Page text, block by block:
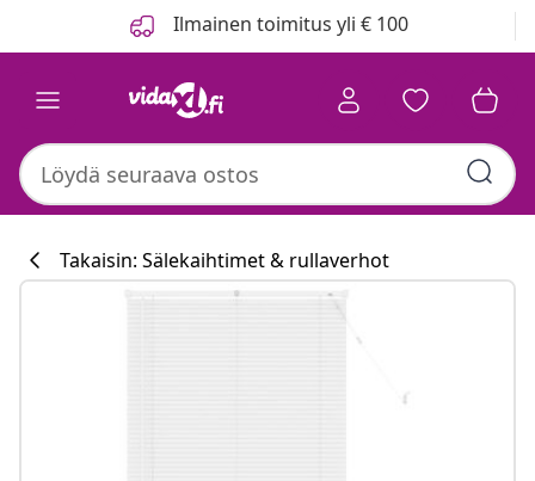
Ilmainen toimitus yli € 100
Takaisin: Sälekaihtimet & rullaverhot